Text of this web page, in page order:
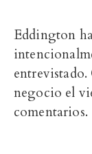
Eddington
negocio el
comentarios.